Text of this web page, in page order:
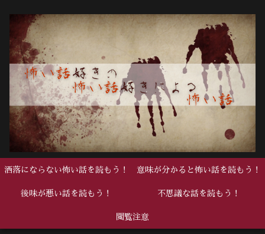
洒落にならない怖い話を読もう！ 意味が分かると怖い話を読もう！
後味が悪い話を読もう！ 不思議な話を読もう！
閲覧注意